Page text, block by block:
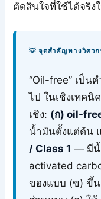
ตัดสินใจที่ใช้ได้จริง
💡 จุดสำคัญทางวิศวก
“Oil-free” เป็น
ไป ในเชิงเทค
เชิง: (ก) oil-
น้ำมันตั้งแต่ต้น
/ Class 1 — มีน้
activated
ของแบบ (ข) ขึ้น